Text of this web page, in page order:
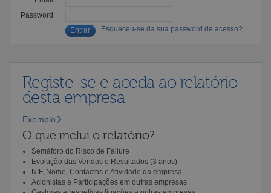
Password
Esqueceu-se da sua password de acesso?
Registe-se e aceda ao relatório
desta empresa
Exemplo
O que inclui o relatório?
Semáforo do Risco de Failure
Evolução das Vendas e Resultados (3 anos)
NIF, Nome, Contactos e Atividade da empresa
Acionistas e Participações em outras empresas